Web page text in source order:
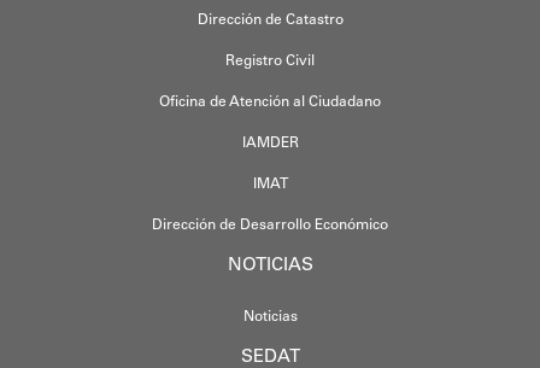
Dirección de Catastro
Registro Civil
Oficina de Atención al Ciudadano
IAMDER
IMAT
Dirección de Desarrollo Económico
NOTICIAS
Noticias
SEDAT